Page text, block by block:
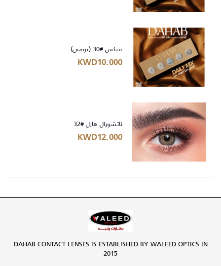
ميكس #30 (يومي)
KWD10.000
ناتشورال هازل #32
KWD12.000
DAHAB CONTACT LENSES IS ESTABLISHED BY WALEED OPTICS IN
2015